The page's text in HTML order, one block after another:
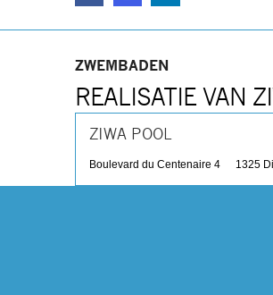
ZWEMBADEN
REALISATIE VAN
ZIWA POOL
Boulevard du Centenaire 4 1325